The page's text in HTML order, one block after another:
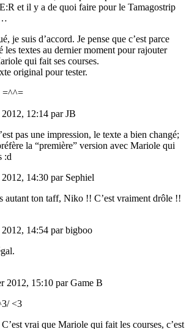
et il y a de quoi faire pour le Tamagostrip
je suis d’accord. Je pense que c’est parce
les textes au dernier moment pour rajouter
qui fait ses courses.
original pour tester.
=^^=
12:14 par JB
pas une impression, le texte a bien changé;
la “première” version avec Mariole qui
:d
14:30 par Sephiel
autant ton taff, Niko !! C’est vraiment drôle !!
14:54 par bigboo
2012, 15:10 par Game B
<3
vrai que Mariole qui fait les courses, c’est